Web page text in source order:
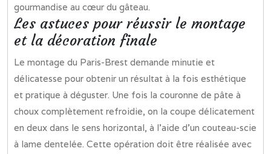
gourmandise au cœur du gâteau.
Les astuces pour réussir le montage
et la décoration finale
Le montage du Paris-Brest demande minutie et
délicatesse pour obtenir un résultat à la fois esthétique
et pratique à déguster. Une fois la couronne de pâte à
choux complètement refroidie, on la coupe délicatement
en deux dans le sens horizontal, à l’aide d’un couteau-scie
à lame dentelée. Cette opération doit être réalisée avec